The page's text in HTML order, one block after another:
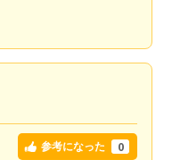
参考になった 0